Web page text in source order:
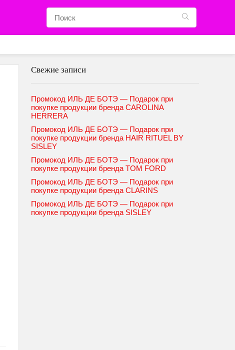
Свежие записи
Промокод ИЛЬ ДЕ БОТЭ — Подарок при
покупке продукции бренда CAROLINA
HERRERA
Промокод ИЛЬ ДЕ БОТЭ — Подарок при
покупке продукции бренда HAIR RITUEL BY
SISLEY
Промокод ИЛЬ ДЕ БОТЭ — Подарок при
покупке продукции бренда TOM FORD
Промокод ИЛЬ ДЕ БОТЭ — Подарок при
покупке продукции бренда CLARINS
Промокод ИЛЬ ДЕ БОТЭ — Подарок при
покупке продукции бренда SISLEY